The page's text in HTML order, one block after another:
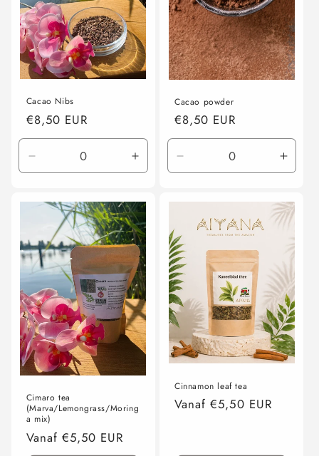
Cacao Nibs
Normale
prijs
€8,50 EUR
verlagen
100
gram
Aantal
verhogen
100
gram
Cacao powder
Normale
prijs
€8,50 EUR
verlagen
gram
100
gram
Cimaro tea
(Marva/Lemongrass/Moring
a mix)
Normale
Vanaf €5,50 EUR
Cinnamon leaf tea
Normale
Vanaf €5,50 EUR